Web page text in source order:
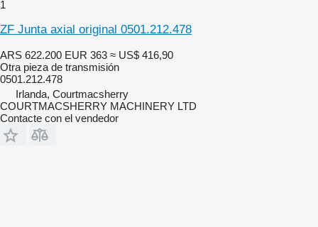
1
ZF Junta axial original 0501.212.478
ARS 622.200 EUR 363 ≈ US$ 416,90
Otra pieza de transmisión
0501.212.478
Irlanda, Courtmacsherry
COURTMACSHERRY MACHINERY LTD
Contacte con el vendedor